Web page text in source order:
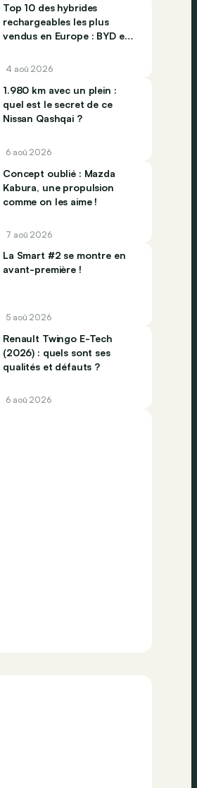
Top 10 des hybrides
rechargeables les plus
vendus en Europe : BYD et
4 aoû 2026
1.980 km avec un plein :
quel est le secret de ce
Nissan Qashqai ?
6 aoû 2026
Concept oublié : Mazda
Kabura, une propulsion
comme on les aime !
7 aoû 2026
La Smart #2 se montre en
avant-première !
5 aoû 2026
Renault Twingo E-Tech
(2026) : quels sont ses
qualités et défauts ?
6 aoû 2026